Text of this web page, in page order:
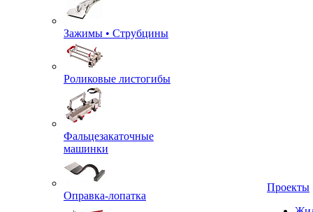
Зажимы • Струбцины
Роликовые листогибы
Фальцезакаточные
машинки
Оправка-лопатка
Проекты